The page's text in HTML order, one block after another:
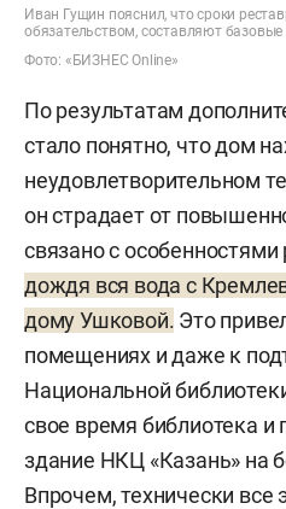
Иван Гущин пояснил, что сроки
обязательством, составляют базовые
Фото: «БИЗНЕС Online»
По результатам
стало понятно, что дом
неудовлетворительном
он страдает от
связано с
дождя вся вода с
дому Ушковой. Это
помещениях и даже к
Национальной
свое время библиотека
здание НКЦ «Казань» на
Впрочем, технически